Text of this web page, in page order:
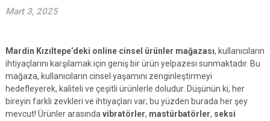
Mart 3, 2025
Mardin Kızıltepe’deki online cinsel ürünler mağazası, kullanıcıların
ihtiyaçlarını karşılamak için geniş bir ürün yelpazesi sunmaktadır. Bu
mağaza, kullanıcıların cinsel yaşamını zenginleştirmeyi
hedefleyerek, kaliteli ve çeşitli ürünlerle doludur. Düşünün ki, her
bireyin farklı zevkleri ve ihtiyaçları var; bu yüzden burada her şey
mevcut! Ürünler arasında vibratörler, mastürbatörler, seksi